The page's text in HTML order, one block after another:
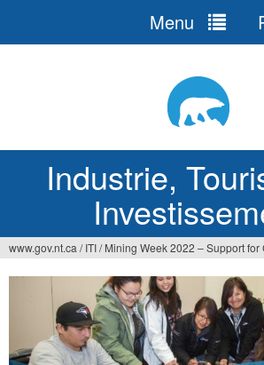
Industrie,
Menu
Vous
www.gov.nt.ca / ITI/ Mining Week 2022 – Support for